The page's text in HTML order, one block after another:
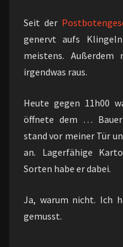
Seit der
genervt aufs
meistens.
irgendwas raus.
Heute gegen 11h00
öffnete dem …
stand vor meiner Tür
an. Lagerfähige
Sorten habe er dabei.
Ja, warum nicht. Ich
gemusst.